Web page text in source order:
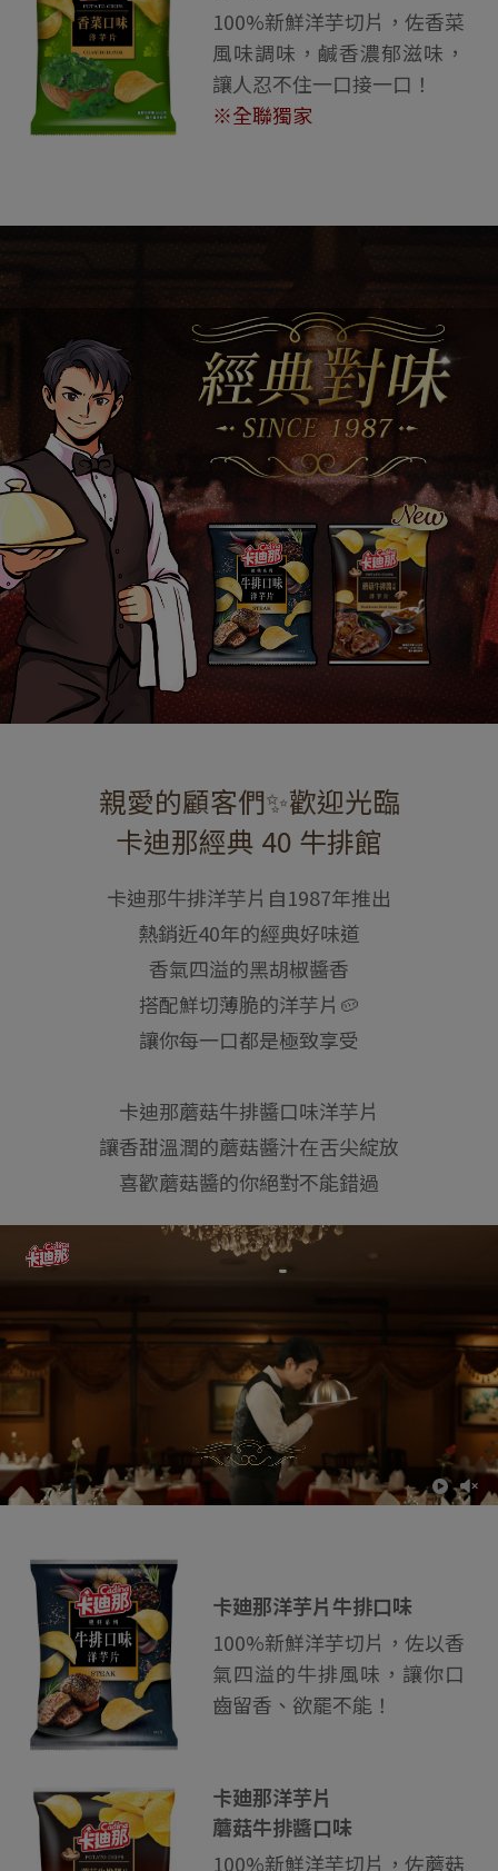
100%新鮮洋芋切片，佐香菜
風味調味，鹹香濃郁滋味，
讓人忍不住一口接一口！
※全聯獨家
親愛的顧客們✨​歡迎光臨
卡迪那經典 40 牛排館
卡迪那牛排洋芋片​自1987年推出
熱銷近40年的經典好味道​
香氣四溢的黑胡椒醬香​
搭配鮮切薄脆的洋芋片🥔​
讓你每一口都是極致享受​
卡迪那蘑菇牛排醬口味洋芋片​
讓香甜溫潤的蘑菇醬汁在舌尖綻放​
喜歡蘑菇醬的你絕對不能錯過​
卡廸那洋芋片牛排口味
100%新鮮洋芋切片，佐以香
氣四溢的牛排風味，讓你口
齒留香、欲罷不能！
卡廸那洋芋片
蘑菇牛排醬口味
100%新鮮洋芋切片，佐蘑菇